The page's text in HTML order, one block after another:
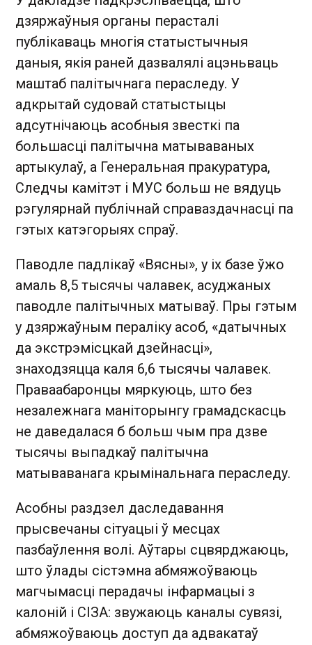
дзяржаўныя органы перасталі
публікаваць многія статыстычныя
даныя, якія раней дазвалялі ацэньваць
маштаб палітычнага пераследу. У
адкрытай судовай статыстыцы
адсутнічаюць асобныя звесткі па
большасці палітычна матываваных
артыкулаў, а Генеральная пракуратура,
Следчы камітэт і МУС больш не вядуць
рэгулярнай публічнай справаздачнасці па
гэтых катэгорыях спраў.
Паводле падлікаў «Вясны», у іх базе ўжо
амаль 8,5 тысячы чалавек, асуджаных
паводле палітычных матываў. Пры гэтым
у дзяржаўным пераліку асоб, «датычных
да экстрэмісцкай дзейнасці»,
знаходзяцца каля 6,6 тысячы чалавек.
Праваабаронцы мяркуюць, што без
незалежнага маніторынгу грамадскасць
не даведалася б больш чым пра дзве
тысячы выпадкаў палітычна
матываванага крымінальнага пераследу.
Асобны раздзел даследавання
прысвечаны сітуацыі ў месцах
пазбаўлення волі. Аўтары сцвярджаюць,
што ўлады сістэмна абмяжоўваюць
магчымасці перадачы інфармацыі з
калоній і СІЗА: звужаюць каналы сувязі,
абмяжоўваюць доступ да адвакатаў